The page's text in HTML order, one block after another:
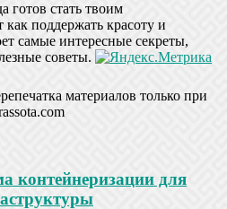
готов стать твоим
поддержать красоту и
самые интересные секреты,
советы.
материалов только при
контейнеризации для